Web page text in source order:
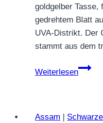
goldgelber Tasse,
gedrehtem Blatt
UVA‑Distrikt. Der
stammt aus dem
Weiterlesen
Ceylon
Assam |